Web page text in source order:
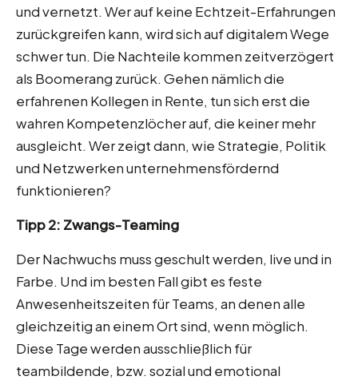
und vernetzt. Wer auf keine Echtzeit-Erfahrungen
zurückgreifen kann, wird sich auf digitalem Wege
schwer tun. Die Nachteile kommen zeitverzögert
als Boomerang zurück. Gehen nämlich die
erfahrenen Kollegen in Rente, tun sich erst die
wahren Kompetenzlöcher auf, die keiner mehr
ausgleicht. Wer zeigt dann, wie Strategie, Politik
und Netzwerken unternehmensfördernd
funktionieren?
Tipp 2: Zwangs-Teaming
Der Nachwuchs muss geschult werden, live und in
Farbe. Und im besten Fall gibt es feste
Anwesenheitszeiten für Teams, an denen alle
gleichzeitig an einem Ort sind, wenn möglich.
Diese Tage werden ausschließlich für
teambildende, bzw. sozial und emotional